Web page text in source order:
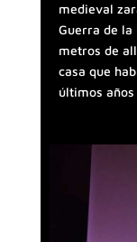
medieval
Guerra de la
metros de
casa que
últimos